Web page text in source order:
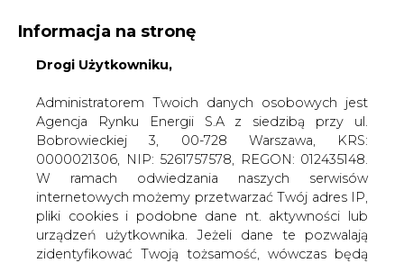
KONTAKT:
WYDAWCA PORTALU:
WYSOKI KONTRAST A A
ZALOGUJ SIĘ
Informacja na stronę
Drogi Użytkowniku,
Administratorem Twoich danych osobowych jest
Agencja Rynku Energii S.A z siedzibą przy ul.
Bobrowieckiej 3, 00-728 Warszawa, KRS:
0000021306, NIP: 5261757578, REGON: 012435148.
W ramach odwiedzania naszych serwisów
internetowych możemy przetwarzać Twój adres IP,
pliki cookies i podobne dane nt. aktywności lub
urządzeń użytkownika. Jeżeli dane te pozwalają
zidentyfikować Twoją tożsamość, wówczas będą